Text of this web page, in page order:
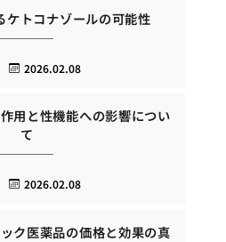
ケトコナゾールの可能性
2026.02.08
用と性機能への影響につい
て
2026.02.08
ク医薬品の価格と効果の真